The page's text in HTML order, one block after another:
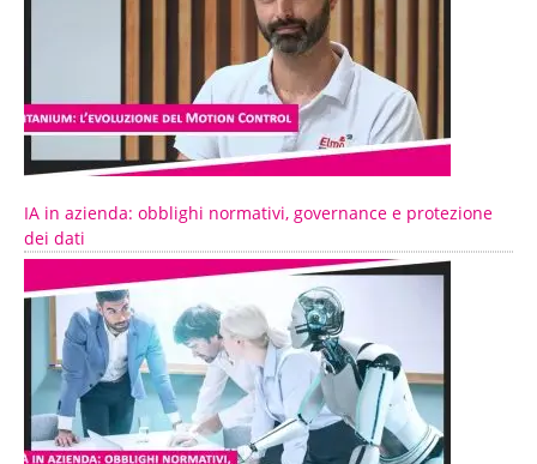
IA in azienda: obblighi normativi, governance e protezione
dei dati